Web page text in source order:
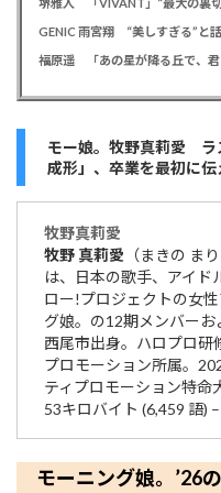
モー娘。牧野真莉愛 ラ
成形」、卒業を最初に
牧野真莉愛
牧野 真莉愛 （まきの ま
は、日本の歌手、アイド
ロー!プロジェクトの女
グ娘。の12期メンバー
西尾市出身。ハロプロ研
プロモーション所属。
ティプロモーション特命
53キロバイト (6,459 語)
モーニング娘。’26